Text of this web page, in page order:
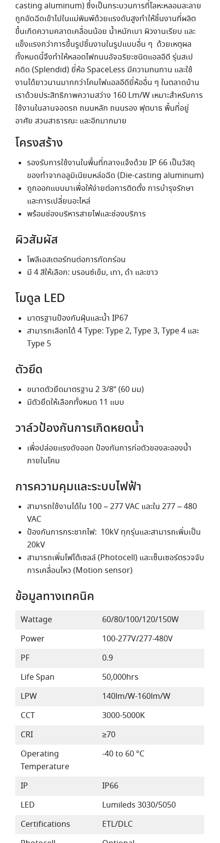
casting aluminum) ซึ่งเป็นกระบวนการที่โลหะหลอมละลาย
ถูกอัดฉีดเข้าไปในแม่พิมพ์ด้วยแรงดันสูงทำให้ชิ้นงานที่ผลิต
ขึ้นเกิดความคลาดเคลื่อนน้อย น้ำหนักเบา ผิวงานเรียบ และ
แข็งแรงกว่าการขึ้นรูปชิ้นงานในรูปแบบอื่น ๆ ด้วยเหตุผล
ทั้งหมดนี้จึงทำให้หลอดไฟถนนอัจฉริยะชนิดแอลอีดี รุ่นสเป
คดิด (Splendid) ยี่ห้อ SpaceLess มีความทนทาน และใช้
งานได้ยาวนานมากกว่าโคมไฟแอลอีดียี่ห้ออื่น ๆ ในตลาดบ้าน
เราด้วยประสิทธิภาพความสว่าง 160 Lm/W เหมาะสำหรับการ
ใช้งานในลานจอดรถ ถนนหลัก ถนนรอง ฟุตบาธ พื้นที่อยู่
อาศัย สวนสาธารณะ และอีกมากมาย
โครงสร้าง
รองรับการใช้งานในพื้นที่กลางแจ้งด้วย IP 66 เป็นวัสดุ
ของทำจากอลูมิเนียมหล่อฉีด (Die-casting aluminum)
ถูกออกแบบมาเพื่อให้ง่ายต่อการติดตั้ง การบำรุงรักษา
และการเปลี่ยนอะไหล่
พร้อมช่องบริหารสายไฟและช่องบริการ
ผิวสัมผัส
โพลีเอสเตอร์ทนต่อการกัดกร่อน
มี 4 สีให้เลือก: บรอนซ์เข้ม, เทา, ดำ และขาว
โมดูล LED
มาตรฐานป้องกันฝุ่นและน้ำ IP67
สามารถเลือกได้ 4 Type: Type 2, Type 3, Type 4 และ
Type 5
ตัวยึด
ขนาดตัวยึดมาตรฐาน 2 3/8” (60 มม)
มีตัวยึดให้เลือกทั้งหมด 11 แบบ
วาล์วป้องกันการเกิดหยดน้ำ
เพื่อปล่อยแรงดังออก ป้องกันการก่อตัวของละอองน้ำ
ภายในโคม
การความคุมและระบบไฟฟ้า
สามารถใช้งานได้ใน 100 – 277 VAC และใน 277 – 480
VAC
ป้องกันการกระชากไฟ: 10kV ทุกรุ่นและสามารถเพิ่มเป็น
20kV
สามารถเพิ่มโฟโต้เซลล์ (Photocell) และเซ็นเซอร์ตรวจจับ
การเคลื่อนไหว (Motion sensor)
ข้อมูลทางเทคนิค
Wattage
60/80/100/120/150W
Power
100-277V/277-480V
PF
0.9
Life Span
50,000hrs
LPW
140lm/W-160lm/W
CCT
3000-5000K
CRI
≥70
Operating
Temperature
-40 to 60 °C
IP
IP66
LED
Lumileds 3030/5050
Certifications
ETL/DLC